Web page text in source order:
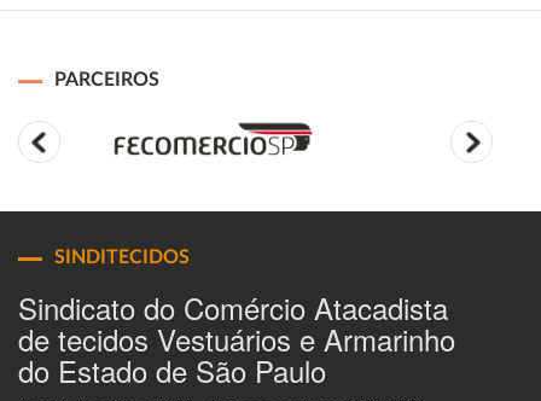
PARCEIROS
SINDITECIDOS
Sindicato do Comércio Atacadista
de tecidos Vestuários e Armarinho
do Estado de São Paulo